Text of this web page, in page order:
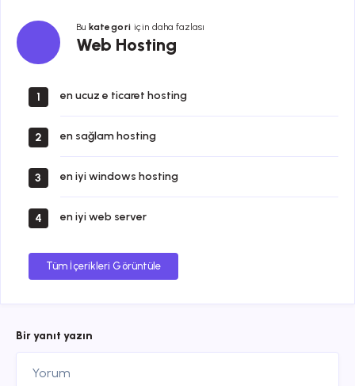
Bukategori için daha fazlası
Web Hosting
Web
Hosting
1 en ucuz e ticaret hosting
2 en sağlam hosting
3 en iyi windows hosting
4 en iyi web server
Tüm İçerikleri Görüntüle
Bir yanıt yazın